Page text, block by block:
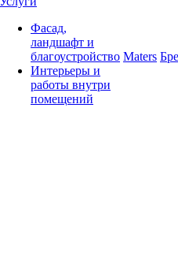
Фасад,
ландшафт и
благоустройство
Интерьеры и
работы внутри
помещений
Maters